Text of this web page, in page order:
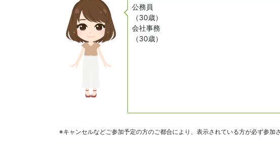
公務員
（30歳）
会社事務
（30歳）
※キャンセルなどご参加予定の方のご都合により、表示されている方が必ず参加